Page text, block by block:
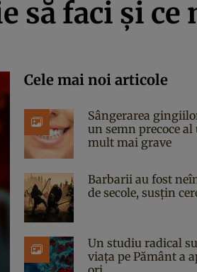
să faci şi ce
Cele mai noi articole
Sângerarea
un semn precoce
mult mai grave
Barbarii au fost
de secole, susțin
Un studiu radical
viața pe Pământ a